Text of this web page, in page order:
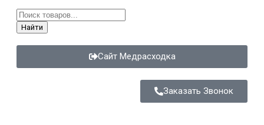
Найти
Сайт Медрасходка
Заказать Звонок